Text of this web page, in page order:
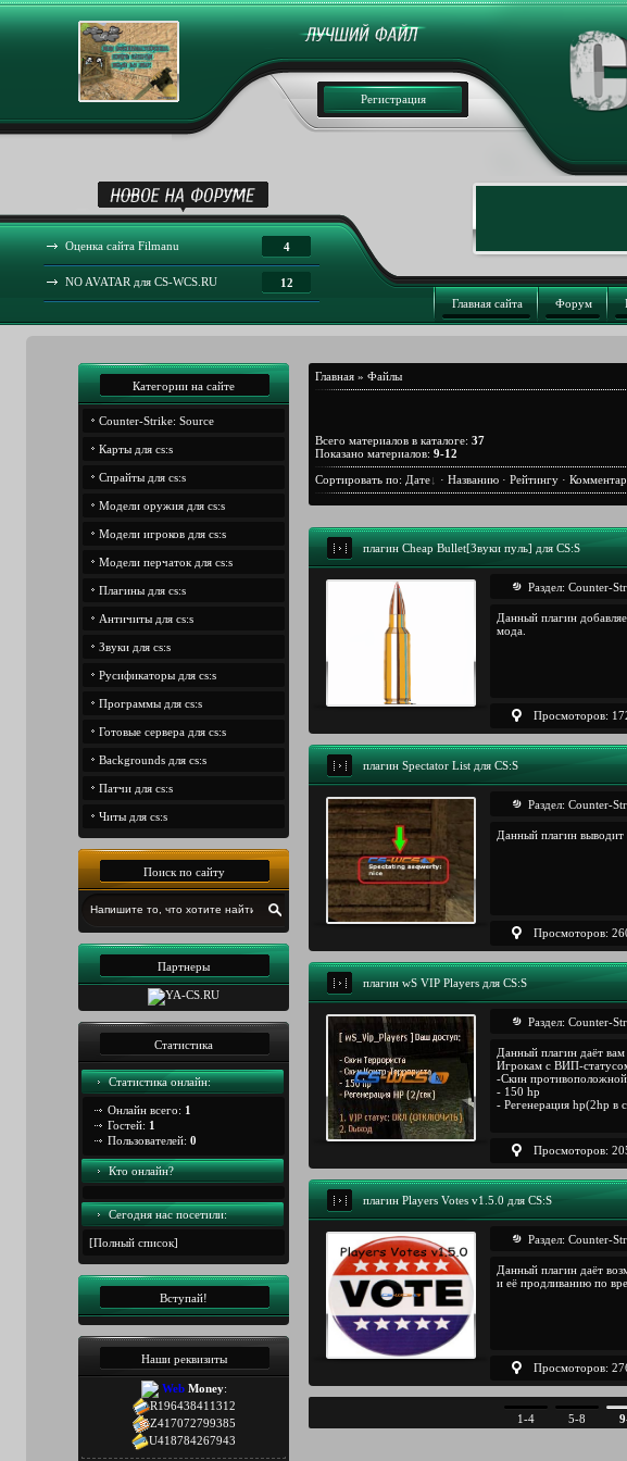
Регистрация
4
Оценка сайта Filmanu
12
NO AVATAR для CS-WCS.RU
Главная сайта
Форум
Категории на сайте
Counter-Strike: Sourcе
Карты для cs:s
Спрайты для cs:s
Модели оружия для cs:s
Модели игроков для cs:s
Модели перчаток для cs:s
Плагины для cs:s
Античиты для cs:s
Звуки для cs:s
Русификаторы для cs:s
Программы для cs:s
Готовые сервера для cs:s
Backgrounds для cs:s
Патчи для cs:s
Читы для cs:s
Поиск по сайту
Партнеры
Статистика
Статистика онлайн:
Онлайн всего: 1
Гостей: 1
Пользователей: 0
Кто онлайн?
Сегодня наc посетили:
[Полный список]
Вступай!
Наши реквизиты
Web Money:
R196438411312
Z417072799385
U418784267943
Главная » Файлы
Всего материалов в каталоге: 37
Показано материалов: 9-12
Сортировать по: Дате · Названию · Рейтингу ·
плагин Cheap Bullet[Звуки пуль] для CS:S
Раздел: Counter-
Данный плагин
мода.
Просмоторов:
плагин Spectator List для CS:S
Раздел: Counter-
Данный плагин выводит
Просмоторов:
плагин wS VIP Players для CS:S
Раздел: Counter-
Данный плагин даёт
Игрокам с ВИП-
-Скин противоположной
- 150 hp
- Регенерация hp(2hp в
Просмоторов:
плагин Players Votes v1.5.0 для CS:S
Раздел: Counter-
Данный плагин даёт
и её продливанию по
Просмоторов:
1-4 5-8